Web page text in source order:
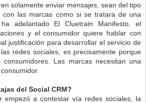
solamente enviar mensajes, sean del tipo
con las marcas como si se tratara de una
adelantado El Cluetrain Manifesto, el
y el consumidor quiere hablar con
justificación para desarrollar el servicio de
redes sociales, es precisamente porque
Las marcas necesitan una
del Social CRM?
empezó a contestar vía redes sociales, la